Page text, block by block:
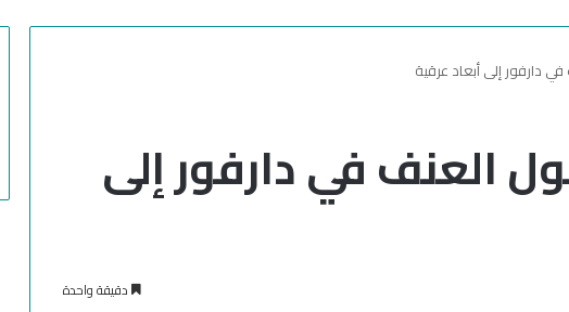
دارفور إلى أبعاد عرقية
العنف في دارفور إلى
دقيقة واحدة